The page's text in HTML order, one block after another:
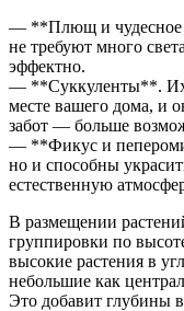
— **Плющ и чудесное
не требуют много
эффектно.
— **Суккуленты**. Их
месте вашего дома, и
забот — больше
— **Фикус и
но и способны
естественную
В размещении
группировки по
высокие растения в
небольшие как
Это добавит глубины